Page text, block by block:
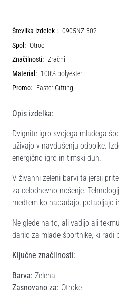
Številka izdelek : 0905NZ-302
Spol: Otroci
Značilnosti: Zračni
Material: 100% polyester
Promo: Easter Gifting
Opis izdelka:
Dvignite igro svojega mladega
uživajo v navdušenju odbojke.
energično igro in timski duh.
V živahni zeleni barvi ta jersij
za celodnevno nošenje.
medtem ko napadajo, potapljajo
Ne glede na to, ali vadijo ali
darilo za mlade športnike, ki radi
Ključne značilnosti:
Barva: Zelena
Zasnovano za: Otroke